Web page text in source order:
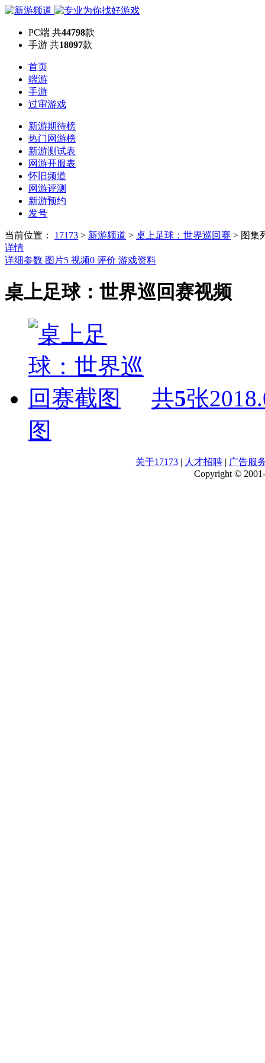
PC端 共44798款
手游 共18097款
首页
端游
手游
过审游戏
新游期待榜
热门网游榜
新游测试表
网游开服表
怀旧频道
网游评测
新游预约
发号
当前位置： 17173 > 新游频道 > 桌上足球：世界巡回赛 > 图集
详情
详细参数 图片5 视频0 评价 游戏资料
桌上足球：世界巡回赛视频
共5张
图
关于17173 | 人才招聘 | 广告服
Copyright ©